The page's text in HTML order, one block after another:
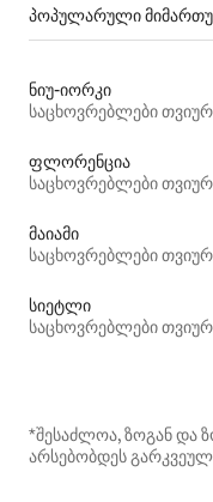
პოპულარული
ნიუ-იორკი
საცხოვრებლები
ფლორენცია
საცხოვრებლები
მაიამი
საცხოვრებლები
სიეტლი
საცხოვრებლები
*შესაძლოა, ზოგან და
არსებობდეს